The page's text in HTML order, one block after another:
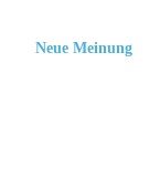
Neue Meinung